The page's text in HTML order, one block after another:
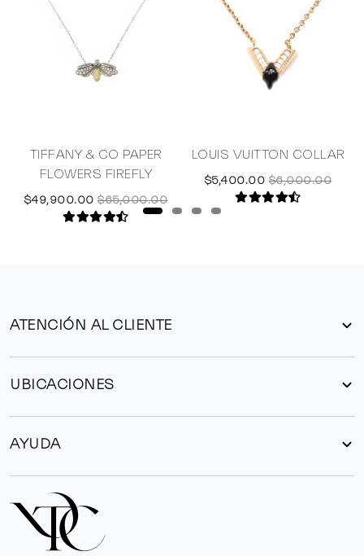
TIFFANY & CO PAPER
FLOWERS FIREFLY
$49,900.00 $65,000.00
LOUIS VUITTON COLLAR
$5,400.00 $6,000.00
ATENCIÓN AL CLIENTE
UBICACIONES
AYUDA